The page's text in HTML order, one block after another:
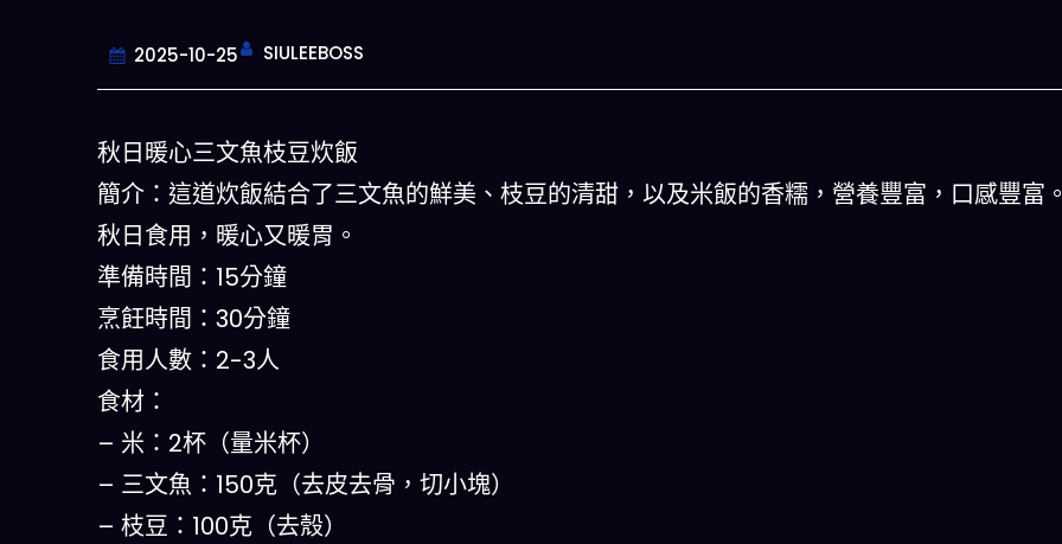
2025-10-25 SIULEEBOSS
秋日暖心三文魚枝豆炊飯
簡介：這道炊飯結合了三文魚的鮮美、枝豆的清甜，以及米飯的香糯，營養豐富，口感豐富。
秋日食用，暖心又暖胃。
準備時間：15分鐘
烹飪時間：30分鐘
食用人數：2-3人
食材：
– 米：2杯（量米杯）
– 三文魚：150克（去皮去骨，切小塊）
– 枝豆：100克（去殼）
一鍵配搭出三餸一湯的完美晚餐組合,以後免除晚餐吃
什麽的煩惱